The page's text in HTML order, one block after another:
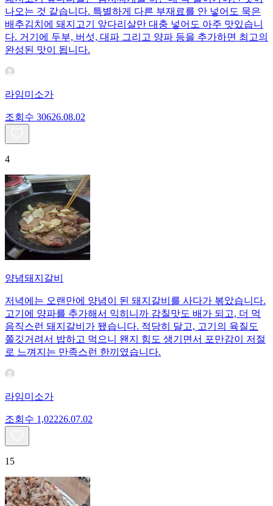
나오는 것 같습니다. 특별하게 다른 부재료를 안 넣어도 묵은
배추김치에 돼지고기 앞다리살만 대충 넣어도 아주 맛있습니
다. 거기에 두부, 버섯, 대파 그리고 양파 등을 추가하면 최고의
완성된 맛이 됩니다.
라임미소가
조회수 30626.08.02
4
양념돼지갈비
저녁에는 오랜만에 양념이 된 돼지갈비를 사다가 볶았습니다.
고기에 양파를 추가해서 익히니까 감칠맛도 배가 되고, 더 먹
음직스런 돼지갈비가 됐습니다. 적당히 달고, 고기의 육질도
쫄깃거려서 밥하고 먹으니 왠지 힘도 생기면서 포만감이 저절
로 느껴지는 만족스런 한끼였습니다.
라임미소가
조회수 1,02226.07.02
15